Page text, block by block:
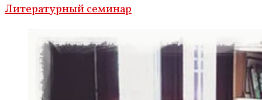
Литературный семинар